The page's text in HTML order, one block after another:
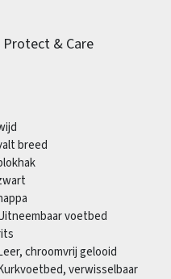
Protect & Care
breed
voetbed
chroomvrij gelooid
verwisselbaar